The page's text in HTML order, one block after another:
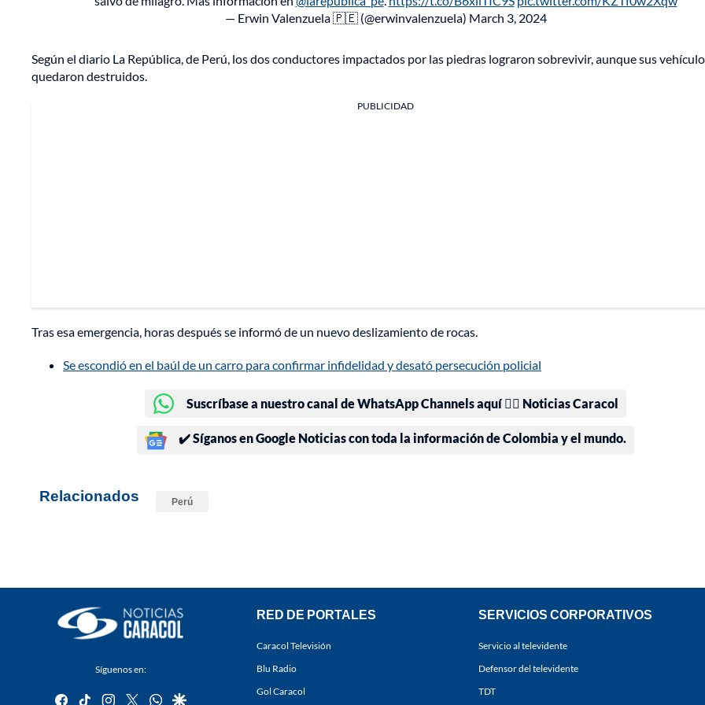
— Erwin Valenzuela 🇵🇪 (@erwinvalenzuela) March 3, 2024
Según el diario La República, de Perú, los dos conductores impactados por las piedras lograron sobrevivir, aunque sus
quedaron destruidos.
PUBLICIDAD
Tras esa emergencia, horas después se informó de un nuevo deslizamiento de rocas.
Se escondió en el baúl de un carro para confirmar infidelidad y desató persecución policial
Suscríbase a nuestro canal de WhatsApp Channels aquí 👉🏻 Noticias Caracol
✔️ Síganos en Google Noticias con toda la información de Colombia y el mundo.
Relacionados Perú
Síguenos en:
facebook
tiktok instagram
twitterwhatsapp
google
RED DE PORTALES
Caracol Televisión
Blu Radio
Gol Caracol
SERVICIOS CORPORATIVOS
Servicio al televidente
Defensor del televidente
TDT